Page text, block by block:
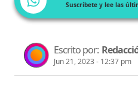
Suscríbete y lee las
Escrito por:
Jun 21, 2023 - 12:37 pm